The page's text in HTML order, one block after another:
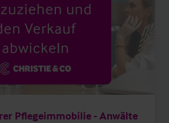
Pflegeimmobilie - Anwälte